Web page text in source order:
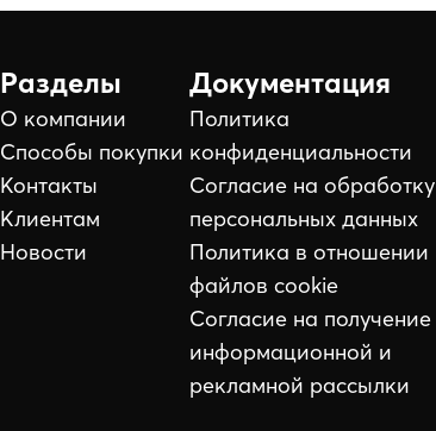
Разделы
О компании
Способы покупки
Контакты
Клиентам
Новости
Документация
Политика
конфиденциальности
Согласие на обработку
персональных данных
Политика в отношении
файлов cookie
Согласие на получение
информационной и
рекламной рассылки